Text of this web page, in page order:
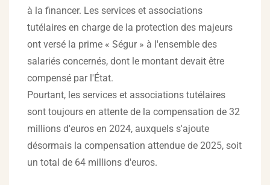
à la financer. Les services et associations
tutélaires en charge de la protection des majeurs
ont versé la prime « Ségur » à l'ensemble des
salariés concernés, dont le montant devait être
compensé par l'État.
Pourtant, les services et associations tutélaires
sont toujours en attente de la compensation de 32
millions d'euros en 2024, auxquels s'ajoute
désormais la compensation attendue de 2025, soit
un total de 64 millions d'euros.